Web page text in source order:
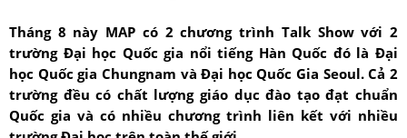
Tháng 8 này MAP có 2 chương trình Talk Show với 2
trường Đại học Quốc gia nổi tiếng Hàn Quốc đó là Đại
học Quốc gia Chungnam và Đại học Quốc Gia Seoul. Cả 2
trường đều có chất lượng giáo dục đào tạo đạt chuẩn
Quốc gia và có nhiều chương trình liên kết với nhiều